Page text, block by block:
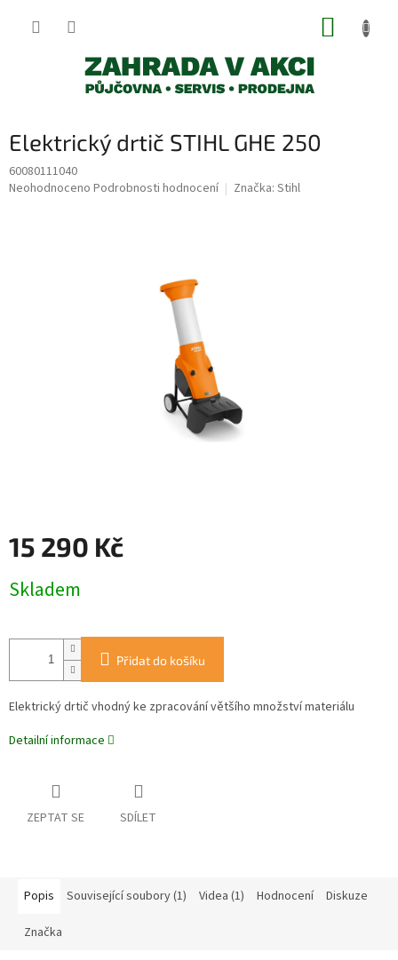
Elektrický drtič STIHL GHE 250
60080111040
Průměrné
Neohodnoceno Podrobnosti hodnocení Značka: Stihl
15 290 Kč
cena:
Skladem
Přidat do košíku
Elektrický drtič vhodný ke zpracování většího množství materiálu
Detailní informace
ZEPTAT SE SDÍLET
Popis Související soubory (1) Videa (1) Hodnocení Diskuze
Značka